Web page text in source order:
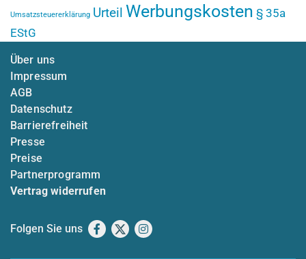
Umsatzsteuererklärung Urteil Werbungskosten § 35a
EStG
Über uns
Impressum
AGB
Datenschutz
Barrierefreiheit
Presse
Preise
Partnerprogramm
Vertrag widerrufen
Folgen Sie uns Facebook
X Instagram